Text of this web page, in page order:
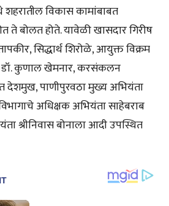
विकास कामांबाबत
बोलत होते. यावेळी खासदार गिरीष
सिद्धार्थ शिरोळे, आयुक्त विक्रम
डॉ. कुणाल खेमनार, करसंकलन
देशमुख, पाणीपुरवठा मुख्य अभियंता
अधिक्षक अभियंता साहेबराब
श्रीनिवास बोनाला आदी उपस्थित